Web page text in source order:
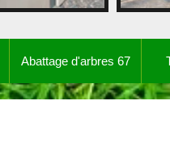
Abattage d'arbres 67